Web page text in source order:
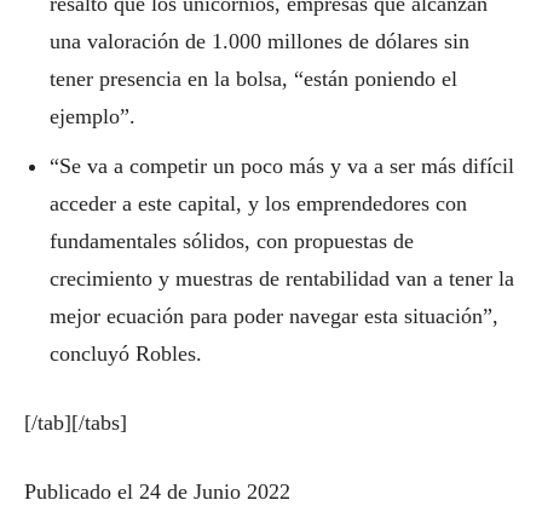
una valoración de 1.000 millones de dólares sin
tener presencia en la bolsa, “están poniendo el
ejemplo”.
“Se va a competir un poco más y va a ser más difícil
acceder a este capital, y los emprendedores con
fundamentales sólidos, con propuestas de
crecimiento y muestras de rentabilidad van a tener la
mejor ecuación para poder navegar esta situación”,
concluyó Robles.
[/tab][/tabs]
Publicado el 24 de Junio 2022